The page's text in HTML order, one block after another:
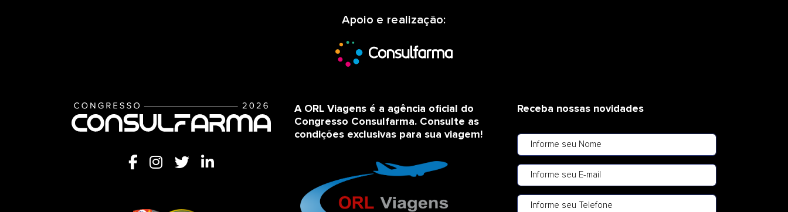
Apoio e realização:
A ORL Viagens é a agência oficial do
Congresso Consulfarma. Consulte as
condições exclusivas para sua viagem!
Receba nossas novidades